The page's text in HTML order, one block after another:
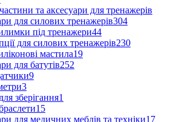
та аксесуари для тренажерів
для силових тренажерів304
під тренажери44
для силових тренажерів230
мастила19
для батутів252
9
3
зберігання1
15
для медичних меблів та техніки17